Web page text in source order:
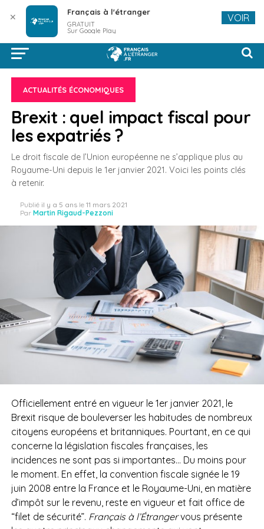
ACTUALITÉS ÉCONOMIQUES
Brexit : quel impact fiscal pour
les expatriés ?
Le droit fiscale de l’Union européenne ne s’applique plus au
Royaume-Uni depuis le 1er janvier 2021. Voici les points clés
à retenir.
Publié il y a 5 ans le 11 mars 2021
Par Martin Rigaud-Pezzoni
Officiellement entré en vigueur le 1er janvier 2021, le
Brexit risque de bouleverser les habitudes de nombreux
citoyens européens et britanniques. Pourtant, en ce qui
concerne la législation fiscales françaises, les
incidences ne sont pas si importantes… Du moins pour
le moment. En effet, la convention fiscale signée le 19
juin 2008 entre la France et le Royaume-Uni, en matière
d’impôt sur le revenu, reste en vigueur et fait office de
“filet de sécurité”. Français à l’Étrangervous présente
✕ Français à l'étranger
GRATUIT
Sur Google Play
VOIR